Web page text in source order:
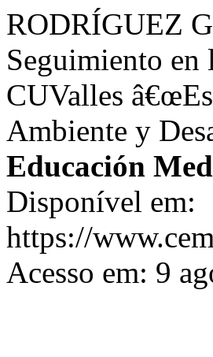
RODRÍGUEZ
Seguimiento en
CUValles
Ambiente y
Educación
Disponível em:
https://
Acesso em: 9